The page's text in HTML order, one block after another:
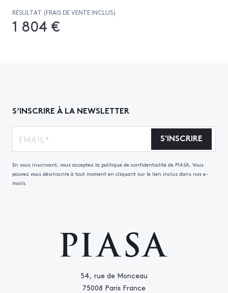
RÉSULTAT (FRAIS DE VENTE INCLUS)
1 804 €
54, rue de Monceau
75008 Paris France
S’INSCRIRE À LA NEWSLETTER
S'INSCRIRE
En vous inscrivant, vous acceptez la politique de confidentialité de PIASA, Vous
pouvez vous désinscrire à tout moment en cliquant sur le lien inclus dans nos e-
mails.